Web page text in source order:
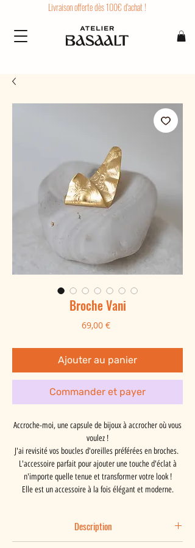
Livraison offerte dès 100€ d'achat !
Broche Vani
69,00 €Prix
Ajouter au panier
Commander et payer
Accroche-moi, une capsule de bijoux à accrocher où vous
voulez !
J'ai revisité vos boucles d'oreilles préférées en broches.
L'accessoire parfait pour ajouter une touche d'éclat à
n'importe quelle tenue et transformer votre look !
Elle est un accessoire à la fois élégant et moderne.
Description